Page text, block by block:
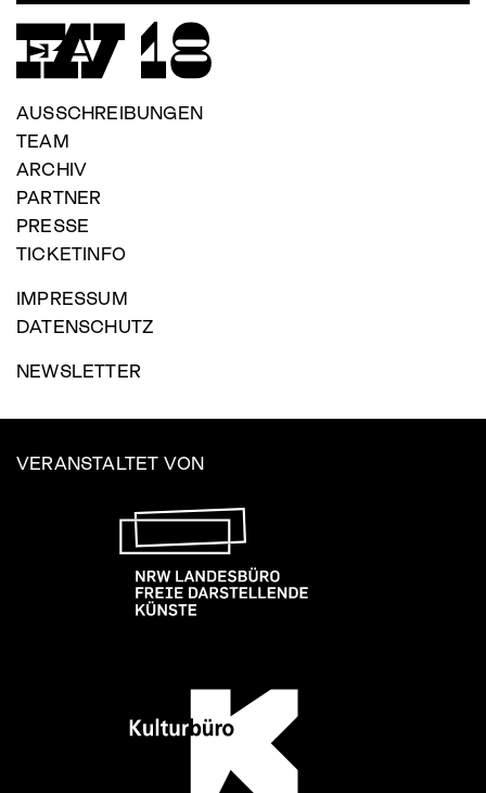
Footer
menu
AUSSCHREIBUNGEN
TEAM
ARCHIV
PARTNER
PRESSE
TICKETINFO
IMPRESSUM
DATENSCHUTZ
NEWSLETTER
VERANSTALTET VON